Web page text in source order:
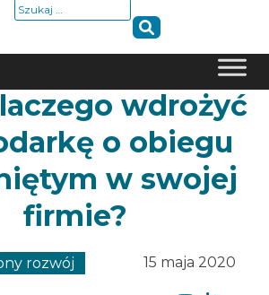
Szukaj:
wdrożyć
o obiegu
w swojej
firmie?
rozwój 15 maja 2020